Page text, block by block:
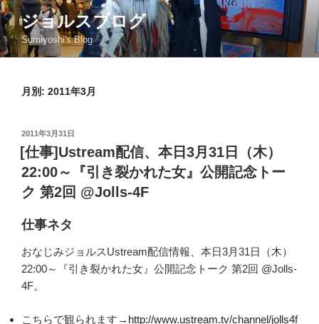
コ
ン
テ
ン
ジョルスブログ
Sumiyoshi's Blog
月別: 2011年3月
投
稿
日:
2011年3月31日
[仕事]Ustream配信、本日3月31日（木）
22:00～『引き裂かれた女』公開記念トー
ク 第2回 @Jolls-4F
仕事ネタ
おなじみジョルスUstream配信情報、本日3月31日（木）
22:00～『引き裂かれた女』公開記念トーク 第2回 @Jolls-
4F。
こちらで観られます→ http://www.ustream.tv/channel/jolls4f